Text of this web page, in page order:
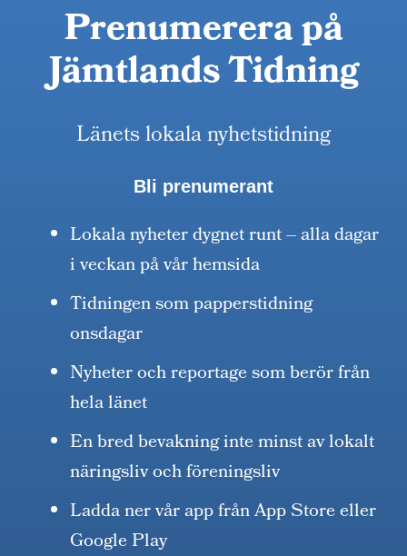
Prenumerera på
Jämtlands Tidning
Länets lokala nyhetstidning
Bli prenumerant
Lokala nyheter dygnet runt – alla dagar
i veckan på vår hemsida
Tidningen som papperstidning
onsdagar
Nyheter och reportage som berör från
hela länet
En bred bevakning inte minst av lokalt
näringsliv och föreningsliv
Ladda ner vår app från App Store eller
Google Play